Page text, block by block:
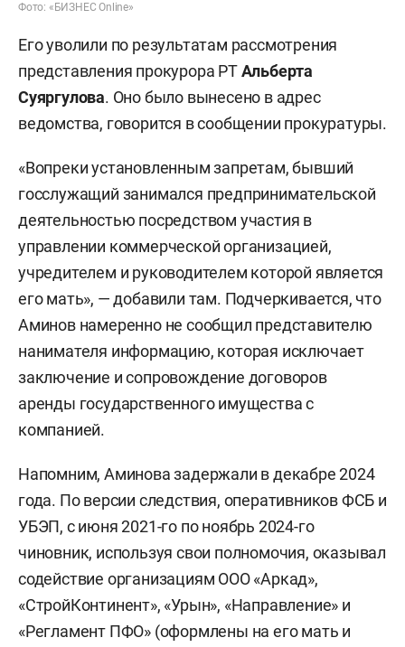
Фото: «БИЗНЕС Online»
Его уволили по результатам рассмотрения
представления прокурора РТАльберта
Суяргулова. Оно было вынесено в адрес
ведомства, говорится в сообщении прокуратуры.
«Вопреки установленным запретам, бывший
госслужащий занимался предпринимательской
деятельностью посредством участия в
управлении коммерческой организацией,
учредителем и руководителем которой является
его мать», — добавили там. Подчеркивается, что
Аминов намеренно не сообщил представителю
нанимателя информацию, которая исключает
заключение и сопровождение договоров
аренды государственного имущества с
компанией.
Напомним, Аминова задержали в декабре 2024
года. По версии следствия, оперативников ФСБ и
УБЭП, с июня 2021-го по ноябрь 2024-го
чиновник, используя свои полномочия, оказывал
содействие организациям ООО «Аркад»,
«СтройКонтинент», «Урын», «Направление» и
«Регламент ПФО» (оформлены на его мать и